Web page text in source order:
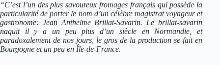
“C’est l’un des plus savoureux fromages français qui possède la
particularité de porter le nom d’un célèbre magistrat voyageur et
gastronome: Jean Anthelme Brillat-Savarin. Le brillat-savarin
naquit il y a un peu plus d’un siècle en Normandie, et
paradoxalement de nos jours, le gros de la production se fait en
Bourgogne et un peu en Île-de-France.